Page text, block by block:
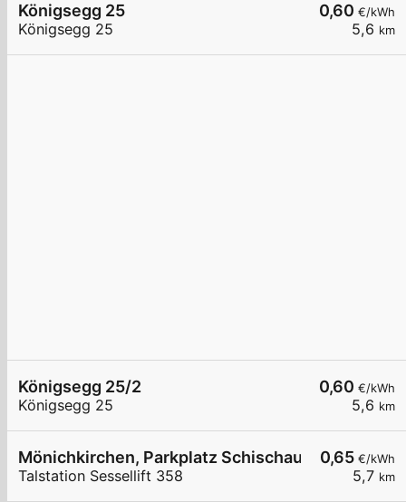
0,60 €/kWh
5,6 km
Königsegg 25
Königsegg 25
0,60 €/kWh
5,6 km
Königsegg 25/2
Königsegg 25
0,65 €/kWh
5,7 km
Mönichkirchen, Parkplatz Schischaukel 1
Talstation Sessellift 358